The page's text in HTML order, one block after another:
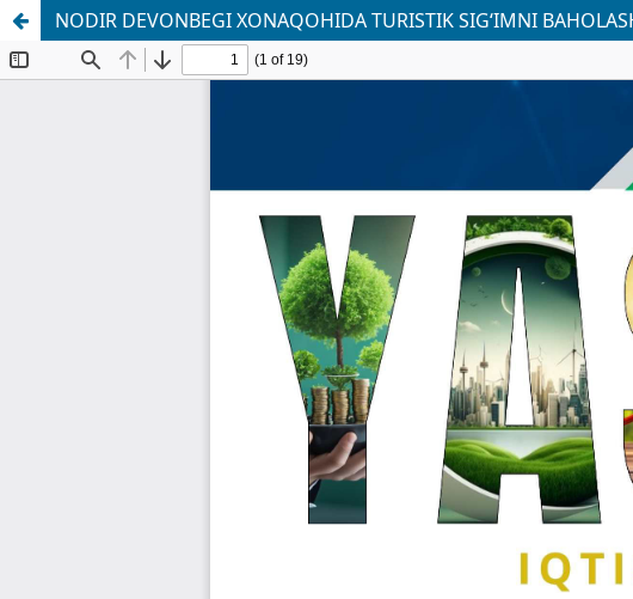
NODIR DEVONBEGI XONAQOHIDA TURISTIK SIG‘IMNI